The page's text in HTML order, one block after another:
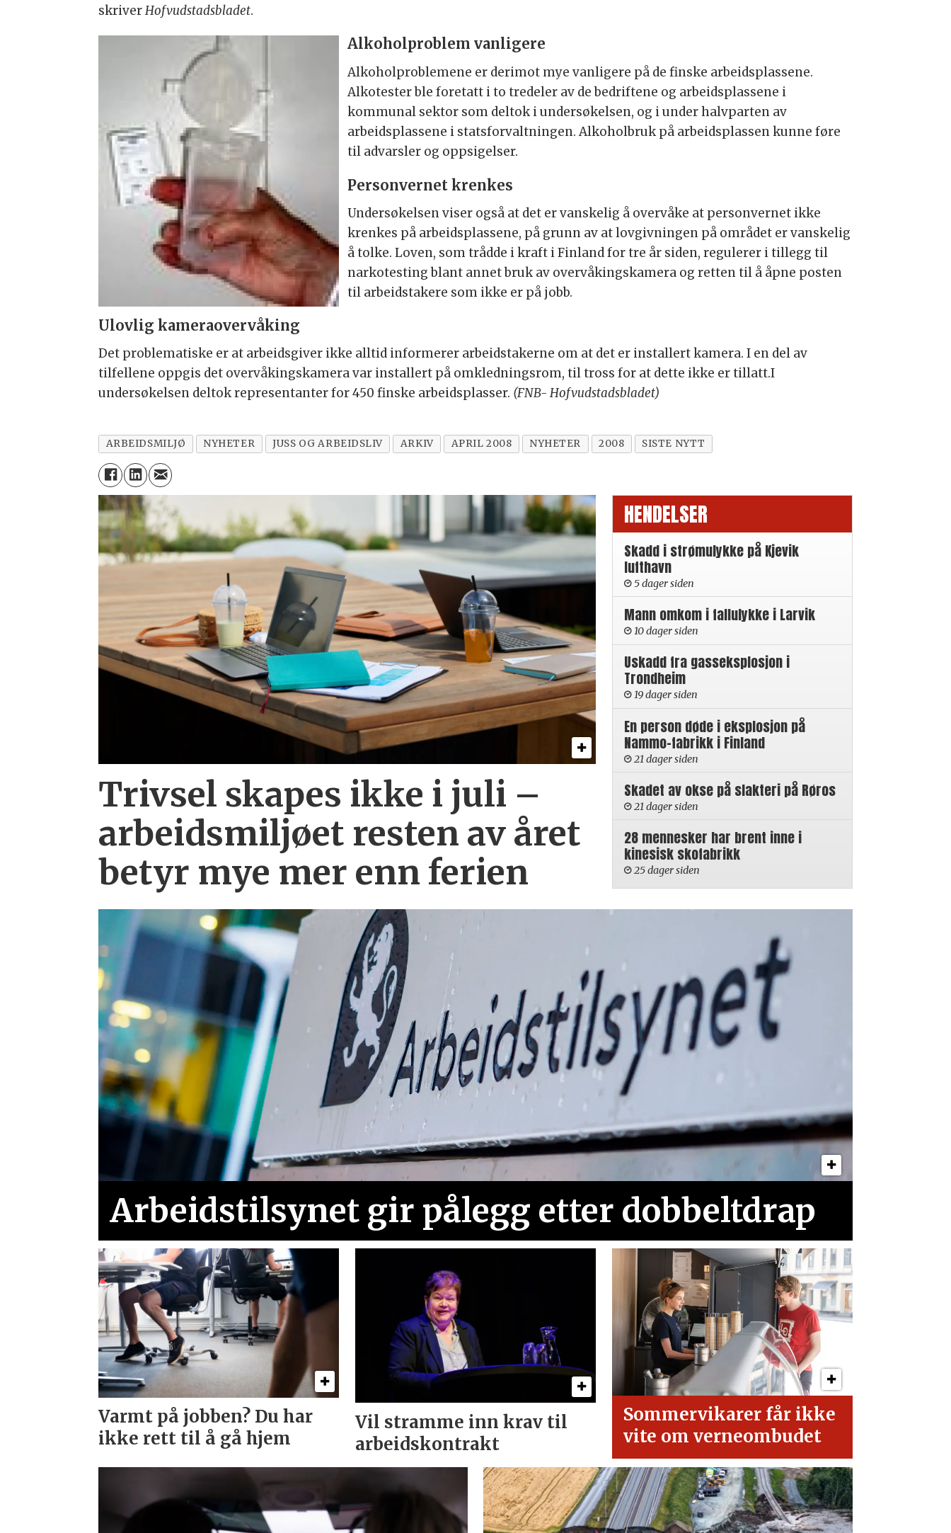
skriverHofvudstadsbladet.
Alkoholproblem vanligere
Alkoholproblemene er derimot mye vanligere på de finske arbeidsplassene.
Alkotester ble foretatt i to tredeler av de bedriftene og arbeidsplassene i
kommunal sektor som deltok i undersøkelsen, og i under halvparten av
arbeidsplassene i statsforvaltningen. Alkoholbruk på arbeidsplassen kunne føre
til advarsler og oppsigelser.
Personvernet krenkes
Undersøkelsen viser også at det er vanskelig å overvåke at personvernet ikke
krenkes på arbeidsplassene, på grunn av at lovgivningen på området er vanskelig
å tolke. Loven, som trådde i kraft i Finland for tre år siden, regulerer i tillegg til
narkotesting blant annet bruk av overvåkingskamera og retten til å åpne posten
til arbeidstakere som ikke er på jobb.
Ulovlig kameraovervåking
Det problematiske er at arbeidsgiver ikke alltid informerer arbeidstakerne om at det er installert kamera. I en del av
tilfellene oppgis det overvåkingskamera var installert på omkledningsrom, til tross for at dette ikke er tillatt.I
undersøkelsen deltok representanter for 450 finske arbeidsplasser. (FNB- Hofvudstadsbladet)
ARBEIDSMILJØ NYHETER JUSS OG ARBEIDSLIV ARKIV APRIL 2008 NYHETER 2008 SISTE NYTT
Trivsel skapes ikke i juli –
arbeid­smiljøet resten av året
betyr mye mer enn ferien
HENDELSER
Skadd i strømulykke på Kjevik
lufthavn
5 dager siden
Mann omkom i fallulykke i Larvik
10 dager siden
Uskadd fra gasseksplosjon i
Trondheim
19 dager siden
En person døde i eksplosjon på
Nammo-fabrikk i Finland
21 dager siden
Skadet av okse på slakteri på Røros
21 dager siden
28 mennesker har brent inne i
kinesisk skofabrikk
25 dager siden
Arbeidstilsynet gir pålegg etter dobbeltdrap
Varmt på jobben? Du har
ikke rett til å gå hjem
Vil stramme inn krav til
arbeids­kontrakt
Sommervikarer får ikke
vite om verneombudet